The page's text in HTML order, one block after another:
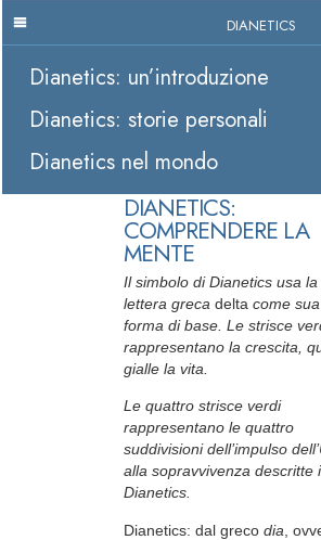
DIANETICS
Dianetics: un’introduzione
Dianetics: storie personali
Dianetics nel mondo
DIANETICS:
COMPRENDERE LA
MENTE
Il simbolo di Dianetics usa la
lettera greca delta come sua
forma di base. Le strisce
rappresentano la crescita,
gialle la vita.
Le quattro strisce verdi
rappresentano le quattro
suddivisioni dell’impulso
alla sopravvivenza descritte
Dianetics.
Dianetics: dal greco dia ,